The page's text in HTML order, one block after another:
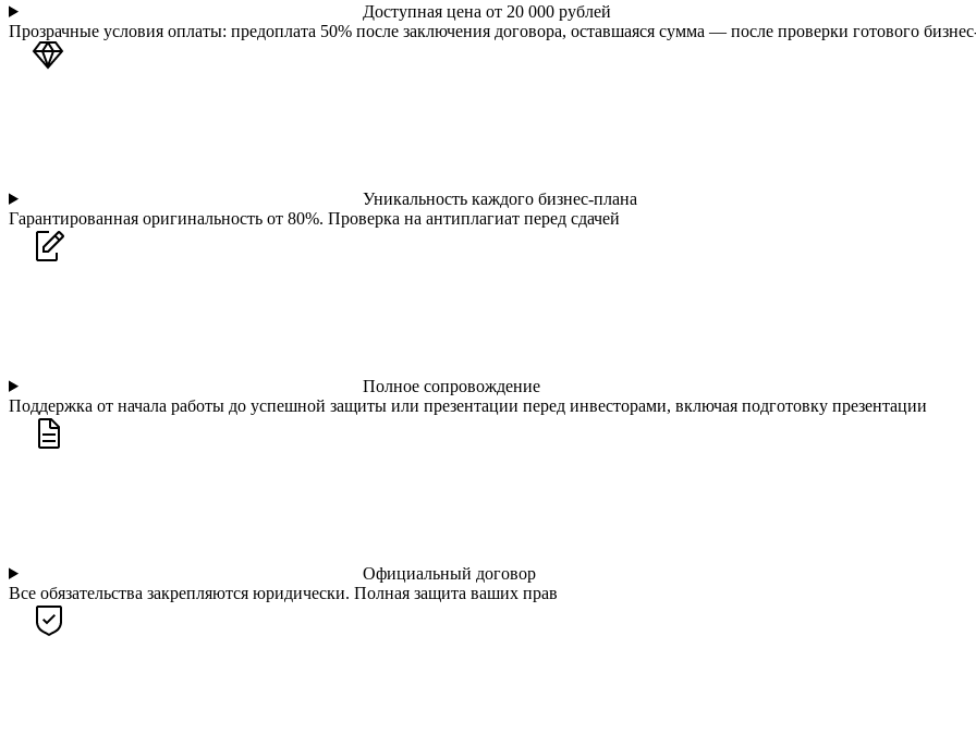
Доступная цена от 20 000 рублей
Прозрачные условия оплаты: предоплата 50% после заключения договора, оставшаяся сумма — после проверки готового
Уникальность каждого бизнес-плана
Гарантированная оригинальность от 80%. Проверка на антиплагиат перед сдачей
Полное сопровождение
Поддержка от начала работы до успешной защиты или презентации перед инвесторами, включая подготовку презентации
Официальный договор
Все обязательства закрепляются юридически. Полная защита ваших прав